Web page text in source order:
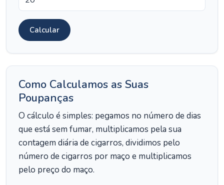
Calcular
Como Calculamos as Suas
Poupanças
O cálculo é simples: pegamos no número de dias
que está sem fumar, multiplicamos pela sua
contagem diária de cigarros, dividimos pelo
número de cigarros por maço e multiplicamos
pelo preço do maço.